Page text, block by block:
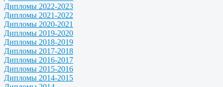
Дипломы 2022-2023
Дипломы 2021-2022
Дипломы 2020-2021
Дипломы 2019-2020
Дипломы 2018-2019
Дипломы 2017-2018
Дипломы 2016-2017
Дипломы 2015-2016
Дипломы 2014-2015